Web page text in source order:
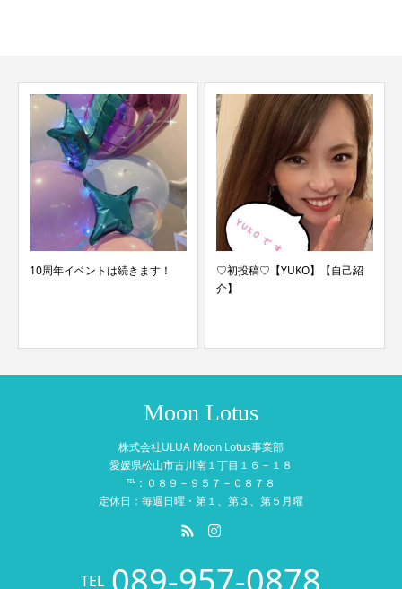
10周年イベントは続きます！
♡初投稿♡【YUKO】【自己紹
介】
Moon Lotus
株式会社ULUA Moon Lotus事業部
愛媛県松山市古川南１丁目１６－１８
℡：０８９－９５７－０８７８
定休日：毎週日曜・第１、第３、第５月曜
TEL 089-957-0878